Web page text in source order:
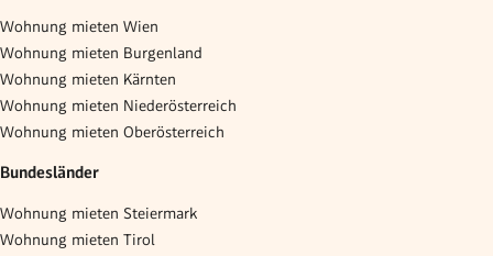
Wohnung mieten Wien
Wohnung mieten Burgenland
Wohnung mieten Kärnten
Wohnung mieten Niederösterreich
Wohnung mieten Oberösterreich
Bundesländer
Wohnung mieten Steiermark
Wohnung mieten Tirol